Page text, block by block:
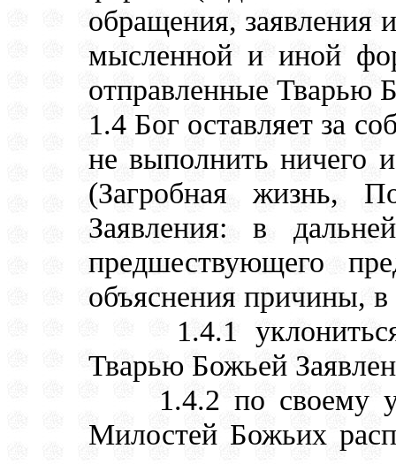
обращения, заявления
мысленной и иной
отправленные Тварью
1.4 Бог оставляет за
не выполнить ничего
(Загробная жизнь,
Заявления: в
предшествующего
объяснения причины, в
1.4.1 уклониться
Тварью Божьей
1.4.2 по своему
Милостей Божьих